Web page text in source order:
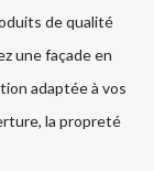
de qualité
une façade en
adaptée à vos
la propreté